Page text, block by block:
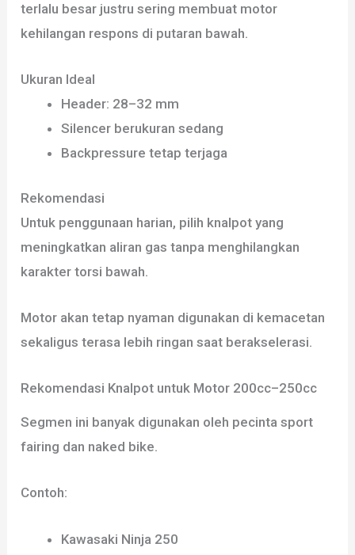
terlalu besar justru sering membuat motor
kehilangan respons di putaran bawah.
Ukuran Ideal
Header: 28–32 mm
Silencer berukuran sedang
Backpressure tetap terjaga
Rekomendasi
Untuk penggunaan harian, pilih knalpot yang
meningkatkan aliran gas tanpa menghilangkan
karakter torsi bawah.
Motor akan tetap nyaman digunakan di kemacetan
sekaligus terasa lebih ringan saat berakselerasi.
Rekomendasi Knalpot untuk Motor 200cc–250cc
Segmen ini banyak digunakan oleh pecinta sport
fairing dan naked bike.
Contoh:
Kawasaki Ninja 250